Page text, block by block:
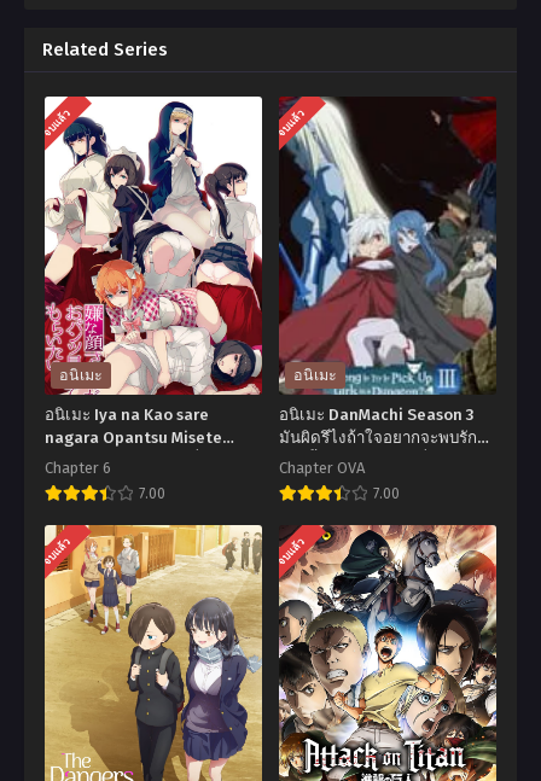
Related Series
จบแล้ว
อนิเมะ
อนิเมะ Iya na Kao sare
nagara Opantsu Misete
Moraitai ภาค 1 ตอนที่1-6 ซับ
ไทย
Chapter 6
7.00
อ
นิ
เมะ
Iya
na
Kao
sare
nagara
จบแล้ว
อนิเมะ
อนิเมะ DanMachi Season 3
มันผิดรึไงถ้าใจอยากจะพบรักใน
ดันเจี้ยน ภาค 3 ตอนที่1-12 ซับ
ไทย
Chapter OVA
7.00
อ
นิ
เมะ
DanMachi
Season
3
มัน
ผิ
จบแล้ว จบแล้ว